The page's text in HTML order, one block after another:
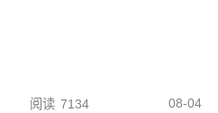
阅读 7134 08-04